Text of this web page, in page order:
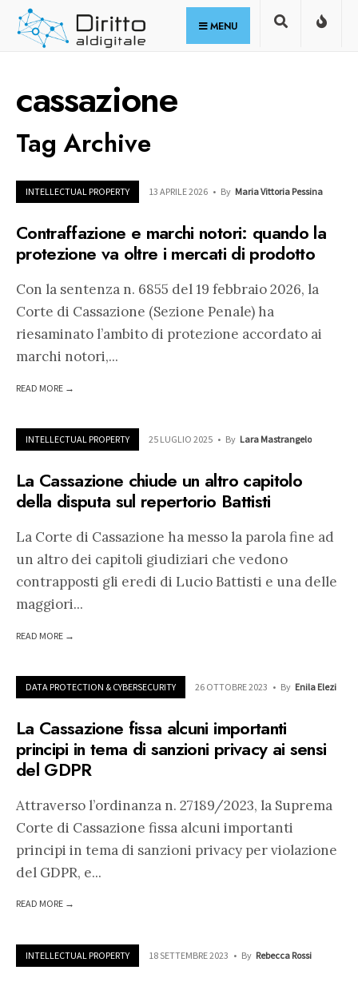
Skip
MENU
cassazione
Tag Archive
INTELLECTUAL PROPERTY 13 APRILE 2026 • By Maria Vittoria Pessina
Contraffazione e marchi notori: quando la
protezione va oltre i mercati di prodotto
Con la sentenza n. 6855 del 19 febbraio 2026, la
Corte di Cassazione (Sezione Penale) ha
riesaminato l’ambito di protezione accordato ai
marchi notori,...
READ MORE →
INTELLECTUAL PROPERTY 25 LUGLIO 2025 • By Lara Mastrangelo
La Cassazione chiude un altro capitolo
della disputa sul repertorio Battisti
La Corte di Cassazione ha messo la parola fine ad
un altro dei capitoli giudiziari che vedono
contrapposti gli eredi di Lucio Battisti e una delle
maggiori...
READ MORE →
DATA PROTECTION & CYBERSECURITY 26 OTTOBRE 2023 • By Enila Elezi
La Cassazione fissa alcuni importanti
principi in tema di sanzioni privacy ai sensi
del GDPR
Attraverso l’ordinanza n. 27189/2023, la Suprema
Corte di Cassazione fissa alcuni importanti
principi in tema di sanzioni privacy per violazione
del GDPR, e...
READ MORE →
INTELLECTUAL PROPERTY 18 SETTEMBRE 2023 • By Rebecca Rossi